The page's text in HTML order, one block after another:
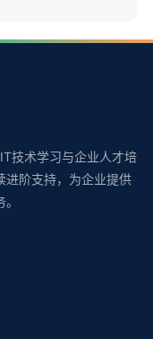
技术学习与企业人才培
进阶支持，为企业提供